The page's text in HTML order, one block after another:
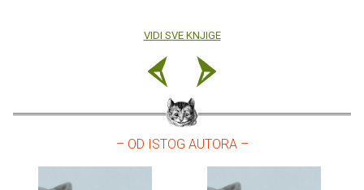
VIDI SVE KNJIGE
– OD ISTOG AUTORA –